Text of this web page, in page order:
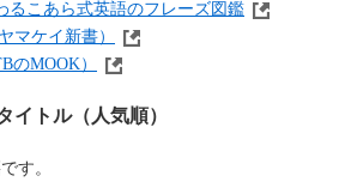
るこあら式英語のフレーズ図鑑
マケイ新書）
のMOOK）
イトル（人気順）
す。